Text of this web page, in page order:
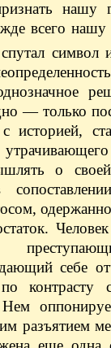
нашу
всего нашу
— только
историей,
о
себе
разъятием